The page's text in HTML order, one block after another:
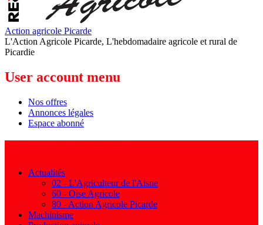
Action agricole Picarde
L'Action Agricole Picarde, L'hebdomadaire agricole et rural de
Picardie
User account menu
Nos offres
Annonces légales
Espace abonné
Actualités
02 - L'Agriculteur de l'Aisne
60 - Oise Agricole
80 - Action Agricole Picarde
Machinisme